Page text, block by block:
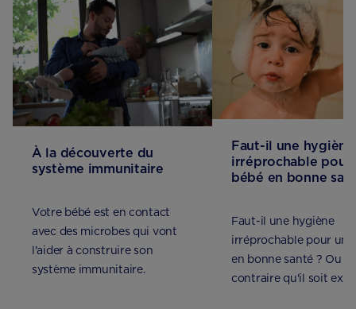
À la découverte du
système immunitaire
Votre bébé est en contact
avec des microbes qui vont
l'aider à construire son
système immunitaire.
Faut-il une hygiène
irréprochable pour
bébé en bonne
Faut-il une hygiène
irréprochable pour un
en bonne santé ? Ou
contraire qu'il soit